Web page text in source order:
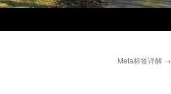
Meta标签详解 →